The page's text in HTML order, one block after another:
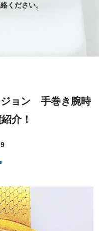
ください。
ョン 手巻き腕時
介！